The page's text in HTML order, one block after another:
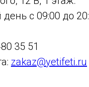
с 09:00 до
35 51
zakaz@yetifeti.ru